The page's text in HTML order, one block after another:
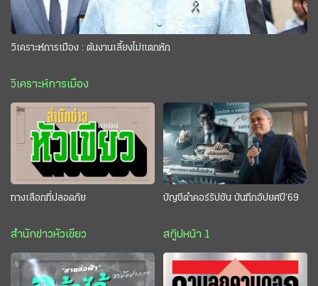
วิเคราะห์การเมือง : ต้นงานเลี้ยงไม่แตกหัก
วิเคราะห์การเมือง
ทางเลือกที่ปลอดภัย
สำนักข่าวหัวเขียว
บัญชีดำคอร์รัปชัน บันทึกอัปยศปี’69
สกู๊ปหน้า 1